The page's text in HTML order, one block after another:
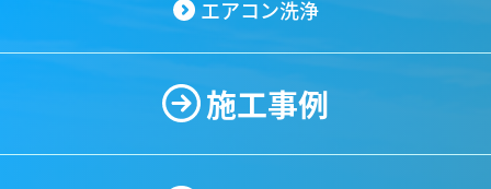
太陽光発電システム
(住宅用／産業用)
厨房機器
エアコン点検・修理